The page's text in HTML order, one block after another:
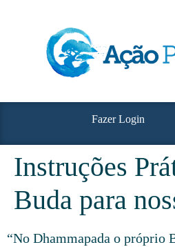
Fazer Login
Instruções
Buda para
“No Dhammapada o próprio